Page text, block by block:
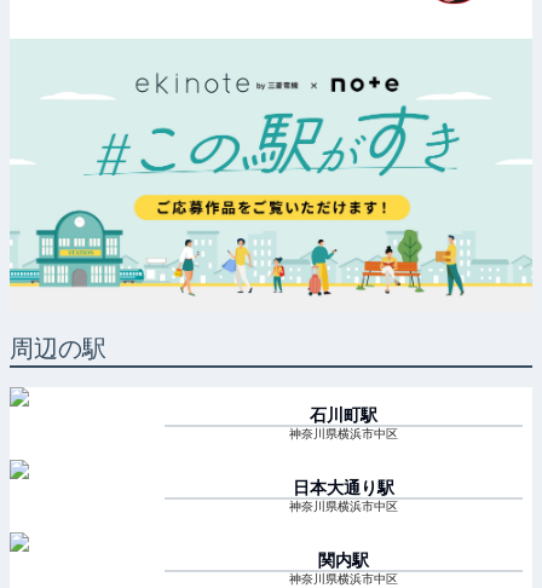
周辺の駅
石川町駅
神奈川県横浜市中区
日本大通り駅
神奈川県横浜市中区
関内駅
神奈川県横浜市中区